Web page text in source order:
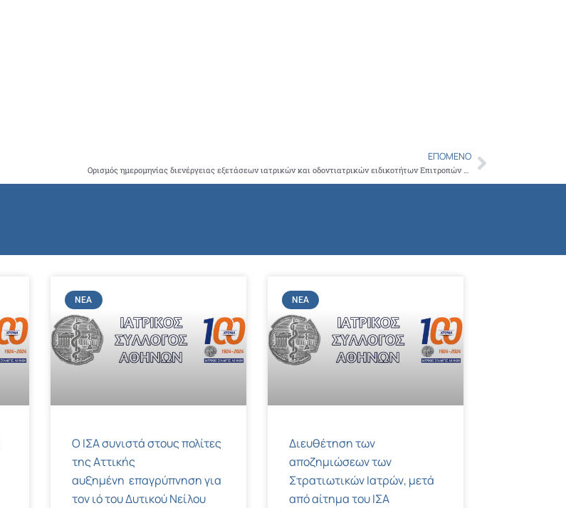
ΕΠΌΜΕΝΟ
Ορισμός ημερομηνίας διενέργειας εξετάσεων ιατρικών και οδοντιατρικών ειδικοτήτων Επιτροπών με έδρα την Αθήνα περιόδου ΙΟΥΝΙΟΥ 2014 Next
ΝΈΑ
Ο ΙΣΑ συνιστά στους πολίτες
της Αττικής
αυξημένη επαγρύπνηση για
τον ιό του Δυτικού Νείλου
ΝΈΑ
Διευθέτηση των
αποζημιώσεων των
Στρατιωτικών Ιατρών, μετά
από αίτημα του ΙΣΑ